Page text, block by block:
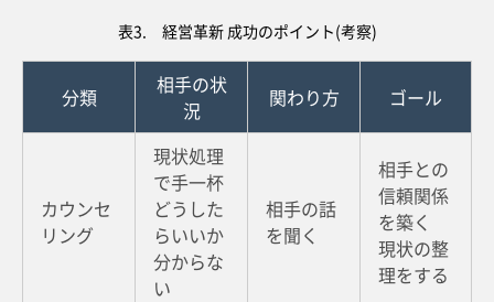
表3. 経営革新 成功のポイント(考察)
分類
相手の状
況
関わり方 ゴール
カウンセ
リング
現状処理
で手一杯
どうした
らいいか
分からな
い
相手の話
を聞く
相手との
信頼関係
を築く
現状の整
理をする